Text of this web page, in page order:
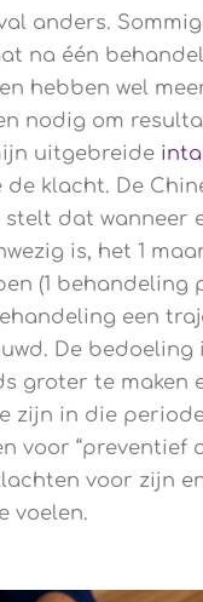
anders.
na één
hebben wel
nodig om
uitgebreide
de klacht. De
stelt dat wanneer
is, het 1
(1 behandeling
een
De bedoeling
groter te maken
zijn in die
voor “preventief
voor zijn
voelen.